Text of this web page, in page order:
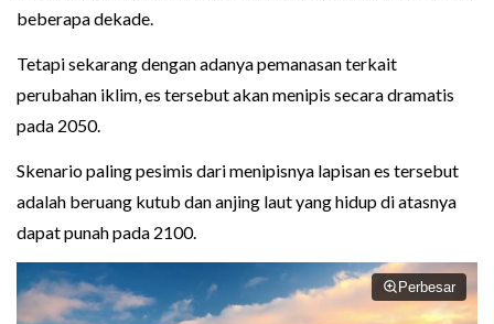
beberapa dekade.
Tetapi sekarang dengan adanya pemanasan terkait
perubahan iklim, es tersebut akan menipis secara dramatis
pada 2050.
Skenario paling pesimis dari menipisnya lapisan es tersebut
adalah beruang kutub dan anjing laut yang hidup di atasnya
dapat punah pada 2100.
Perbesar